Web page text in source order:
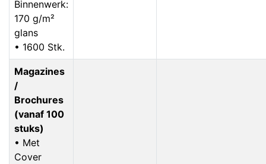
Binnenwerk:
170 g/m²
glans
• 1600 Stk.
Magazines
/
Brochures
(vanaf 100
stuks)
• Met
Cover